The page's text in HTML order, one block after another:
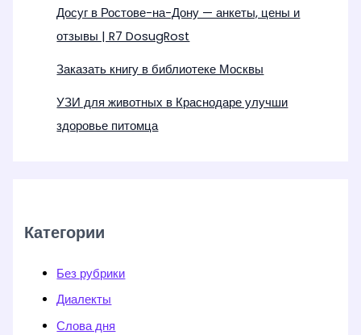
Досуг в Ростове-на-Дону — анкеты, цены и
отзывы | R7 DosugRost
Заказать книгу в библиотеке Москвы
УЗИ для животных в Краснодаре улучши
здоровье питомца
Категории
Без рубрики
Диалекты
Слова дня